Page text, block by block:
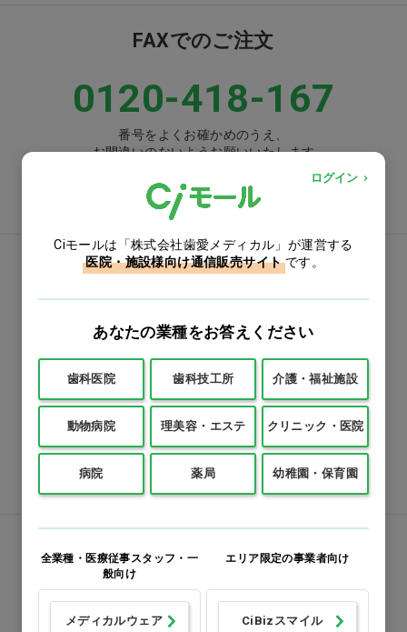
FAXでのご注文
0120-418-167
番号をよくお確かめのうえ、
お間違いのないようお願いいたします
注文書ダウンロード
お電話でお問い合わせ
0570-058000
固定電話からは市内通話料金でご利用いただけます
または
076-278-8800
受付時間：
平日・土曜日 9:00〜20:00
日曜日・祝日 9:00〜18:00
メールでお問い合わせ
24時間受付しております。
翌営業時間より順次対応いたします
ログイン
Ciモールは「株式会社歯愛メディカル」が運営する
医院・施設様向け通信販売サイト です。
あなたの業種をお答えください
歯科医院 歯科技工所 介護・福祉施設
動物病院 理美容・エステ クリニック・医院
病院 薬局 幼稚園・保育園
全業種・医療従事スタッフ・一
般向け
メディカルウェア
エリア限定の事業者向け
CiBizスマイル